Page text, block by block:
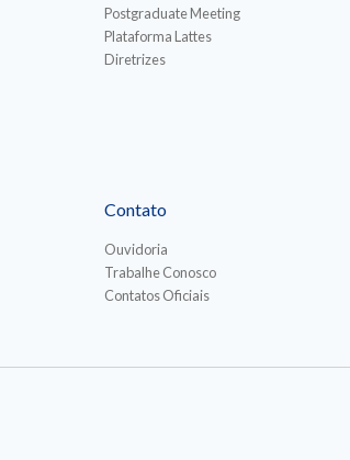
Postgraduate Meeting
Plataforma Lattes
Diretrizes
Contato
Ouvidoria
Trabalhe Conosco
Contatos Oficiais